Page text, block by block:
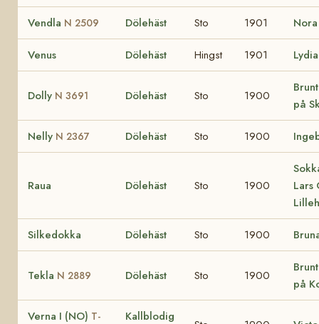
Vendla N 2509 Dölehäst Sto 1901
Venus Dölehäst Hingst 1901 Lydia
Dolly N 3691 Dölehäst Sto 1900
på
Nelly N 2367 Dölehäst Sto 1900
Raua Dölehäst Sto 1900
Lars
Silkedokka Dölehäst Sto 1900
Tekla N 2889 Dölehäst Sto 1900
på
Verna I (NO) T- Kallblodig